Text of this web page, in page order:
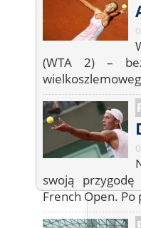
(WTA 2) –
swoją
French Open. Po